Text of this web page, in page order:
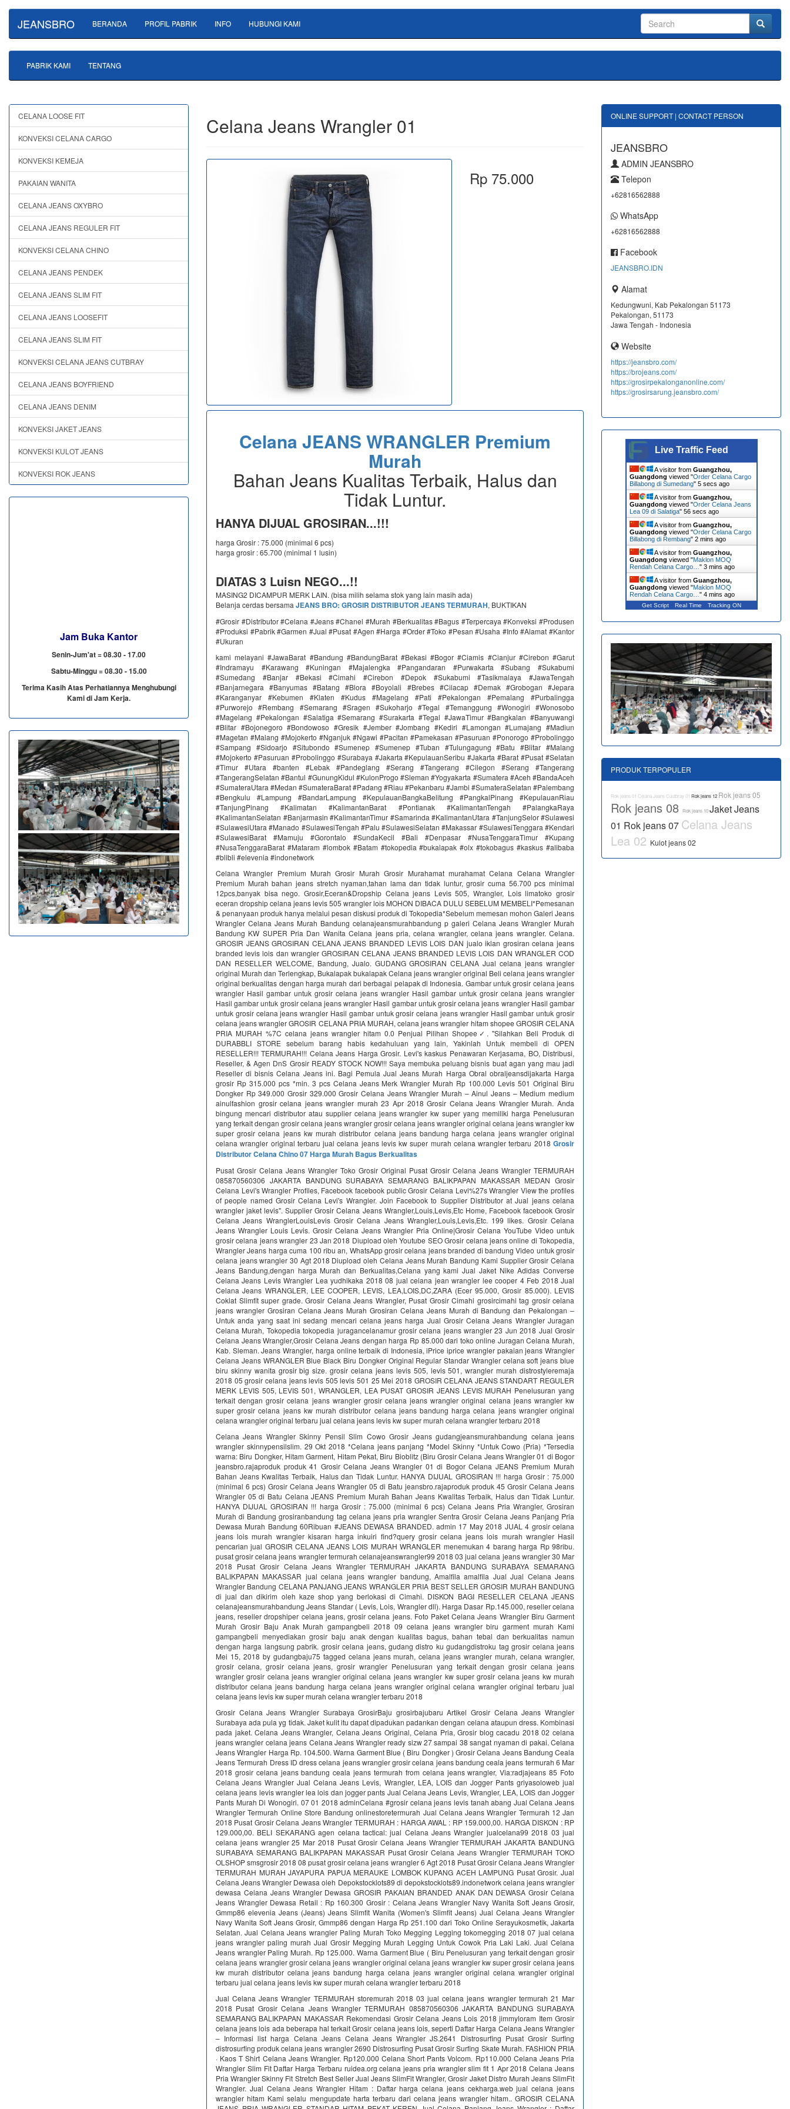
JEANSBRO BERANDA PROFIL PABRIK INFO HUBUNGI KAMI
PABRIK KAMI TENTANG
Celana Jeans Wrangler 01
Rp 75.000
Celana JEANS WRANGLER Premium
Murah
Bahan Jeans Kualitas Terbaik, Halus dan
Tidak Luntur.
HANYA DIJUAL GROSIRAN...!!!
harga Grosir : 75.000 (minimal 6 pcs)
harga grosir : 65.700 (minimal 1 lusin)
DIATAS 3 Luisn NEGO...!!
MASING2 DICAMPUR MERK LAIN. (bisa milih selama stok yang lain masih ada)
Belanja cerdas bersama JEANS BRO: GROSIR DISTRIBUTOR JEANS TERMURAH, BUKTIKAN
#Grosir #Distributor #Celana #Jeans #Chanel #Murah #Berkualitas #Bagus #Terpercaya #Konveksi #Produsen
#Produksi #Pabrik #Garmen #Jual #Pusat #Agen #Harga #Order #Toko #Pesan #Usaha #Info #Alamat #Kantor
#Ukuran
kami melayani #JawaBarat #Bandung #BandungBarat #Bekasi #Bogor #Ciamis #Cianjur #Cirebon #Garut
#Indramayu #Karawang #Kuningan #Majalengka #Pangandaran #Purwakarta #Subang #Sukabumi
#Sumedang #Banjar #Bekasi #Cimahi #Cirebon #Depok #Sukabumi #Tasikmalaya #JawaTengah
#Banjarnegara #Banyumas #Batang #Blora #Boyolali #Brebes #Cilacap #Demak #Grobogan #Jepara
#Karanganyar #Kebumen #Klaten #Kudus #Magelang #Pati #Pekalongan #Pemalang #Purbalingga
#Purworejo #Rembang #Semarang #Sragen #Sukoharjo #Tegal #Temanggung #Wonogiri #Wonosobo
#Magelang #Pekalongan #Salatiga #Semarang #Surakarta #Tegal #JawaTimur #Bangkalan #Banyuwangi
#Blitar #Bojonegoro #Bondowoso #Gresik #Jember #Jombang #Kediri #Lamongan #Lumajang #Madiun
#Magetan #Malang #Mojokerto #Nganjuk #Ngawi #Pacitan #Pamekasan #Pasuruan #Ponorogo #Probolinggo
#Sampang #Sidoarjo #Situbondo #Sumenep #Sumenep #Tuban #Tulungagung #Batu #Blitar #Malang
#Mojokerto #Pasuruan #Probolinggo #Surabaya #Jakarta #KepulauanSeribu #Jakarta #Barat #Pusat #Selatan
#Timur #Utara #banten #Lebak #Pandeglang #Serang #Tangerang #Cilegon #Serang #Tangerang
#TangerangSelatan #Bantul #GunungKidul #KulonProgo #Sleman #Yogyakarta #Sumatera #Aceh #BandaAceh
#SumateraUtara #Medan #SumateraBarat #Padang #Riau #Pekanbaru #Jambi #SumateraSelatan #Palembang
#Bengkulu #Lampung #BandarLampung #KepulauanBangkaBelitung #PangkalPinang #KepulauanRiau
#TanjungPinang #Kalimatan #KalimantanBarat #Pontianak #KalimantanTengah #PalangkaRaya
#KalimantanSelatan #Banjarmasin #KalimantanTimur #Samarinda #KalimantanUtara #TanjungSelor #Sulawesi
#SulawesiUtara #Manado #SulawesiTengah #Palu #SulawesiSelatan #Makassar #SulawesiTenggara #Kendari
#SulawesiBarat #Mamuju #Gorontalo #SundaKecil #Bali #Denpasar #NusaTenggaraTimur #Kupang
#NusaTenggaraBarat #Mataram #lombok #Batam #tokopedia #bukalapak #olx #tokobagus #kaskus #alibaba
#blibli #elevenia #indonetwork
Celana Wrangler Premium Murah Grosir Murah Grosir Murahamat murahamat Celana Celana Wrangler
Premium Murah bahan jeans stretch nyaman,tahan lama dan tidak luntur, grosir cuma 56.700 pcs minimal
12pcs,banyak bisa nego. Grosir,Eceran&Dropship Celana jeans Levis 505, Wrangler, Lois limatoko grosir
eceran dropship celana jeans levis 505 wrangler lois MOHON DIBACA DULU SEBELUM MEMBELI*Pemesanan
& penanyaan produk hanya melalui pesan diskusi produk di Tokopedia*Sebelum memesan mohon Galeri Jeans
Wrangler Celana Jeans Murah Bandung celanajeansmurahbandung p galeri Celana Jeans Wrangler Murah
Bandung KW SUPER Pria Dan Wanita Celana jeans pria, celana wrangler, celana jeans wrangler. Celana.
GROSIR JEANS GROSIRAN CELANA JEANS BRANDED LEVIS LOIS DAN jualo iklan grosiran celana jeans
branded levis lois dan wrangler GROSIRAN CELANA JEANS BRANDED LEVIS LOIS DAN WRANGLER COD
DAN RESELLER WELCOME, Bandung, Jualo. GUDANG GROSIRAN CELANA Jual celana jeans wrangler
original Murah dan Terlengkap, Bukalapak bukalapak Celana jeans wrangler original Beli celana jeans wrangler
original berkualitas dengan harga murah dari berbagai pelapak di Indonesia. Gambar untuk grosir celana jeans
wrangler Hasil gambar untuk grosir celana jeans wrangler Hasil gambar untuk grosir celana jeans wrangler
Hasil gambar untuk grosir celana jeans wrangler Hasil gambar untuk grosir celana jeans wrangler Hasil gambar
untuk grosir celana jeans wrangler Hasil gambar untuk grosir celana jeans wrangler Hasil gambar untuk grosir
celana jeans wrangler GROSIR CELANA PRIA MURAH, celana jeans wrangler hitam shopee GROSIR CELANA
PRIA MURAH %7C celana jeans wrangler hitam 0.0 Penjual Pilihan Shopee✓. "Silahkan Beli Produk di
DURABBLI STORE sebelum barang habis kedahuluan yang lain, Yakinlah Untuk membeli di OPEN
RESELLER!!! TERMURAH!!! Celana Jeans Harga Grosir. Levi's kaskus Penawaran Kerjasama, BO, Distribusi,
Reseller, & Agen DnS Grosir READY STOCK NOW!!! Saya membuka peluang bisnis buat agan yang mau jadi
Reseller di bisnis Celana Jeans ini. Bagi Pemula Jual Jeans Murah Harga Obral obraljeansdijakarta Harga
grosir Rp 315.000 pcs *min. 3 pcs Celana Jeans Merk Wrangler Murah Rp 100.000 Levis 501 Original Biru
Dongker Rp 349.000 Grosir 329.000 Grosir Celana Jeans Wrangler Murah – Ainul Jeans – Medium medium
ainulfashion grosir celana jeans wrangler murah 23 Apr 2018 Grosir Celana Jeans Wrangler Murah. Anda
bingung mencari distributor atau supplier celana jeans wrangler kw super yang memiliki harga Penelusuran
yang terkait dengan grosir celana jeans wrangler grosir celana jeans wrangler original celana jeans wrangler kw
super grosir celana jeans kw murah distributor celana jeans bandung harga celana jeans wrangler original
celana wrangler original terbaru jual celana jeans levis kw super murah celana wrangler terbaru 2018 Grosir
Distributor Celana Chino 07 Harga Murah Bagus Berkualitas
Pusat Grosir Celana Jeans Wrangler Toko Grosir Original Pusat Grosir Celana Jeans Wrangler TERMURAH
085870560306 JAKARTA BANDUNG SURABAYA SEMARANG BALIKPAPAN MAKASSAR MEDAN Grosir
Celana Levi's Wrangler Profiles, Facebook facebook public Grosir Celana Levi%27s Wrangler View the profiles
of people named Grosir Celana Levi's Wrangler. Join Facebook to Supplier Distributor at Jual jeans celana
wrangler jaket levis". Supplier Grosir Celana Jeans Wrangler,Louis,Levis,Etc Home, Facebook facebook Grosir
Celana Jeans WranglerLouisLevis Grosir Celana Jeans Wrangler,Louis,Levis,Etc. 199 likes. Grosir Celana
Jeans Wrangler Louis Levis. Grosir Celana Jeans Wrangler Pria Online|Grosir Celana YouTube Video untuk
grosir celana jeans wrangler 23 Jan 2018 Diupload oleh Youtube SEO Grosir celana jeans online di Tokopedia,
Wrangler Jeans harga cuma 100 ribu an, WhatsApp grosir celana jeans branded di bandung Video untuk grosir
celana jeans wrangler 30 Agt 2018 Diupload oleh Celana Jeans Murah Bandung Kami Supplier Grosir Celana
Jeans Bandung,dengan harga Murah dan Berkualitas,Celana yang kami Jual Jaket Nike Adidas Converse
Celana Jeans Levis Wrangler Lea yudhikaka 2018 08 jual celana jean wrangler lee cooper 4 Feb 2018 Jual
Celana Jeans WRANGLER, LEE COOPER, LEVIS, LEA,LOIS,DC,ZARA (Ecer 95.000, Grosir 85.000). LEVIS
Coklat Slimfit super grade. Grosir Celana Jeans Wrangler, Pusat Grosir Cimahi grosircimahi tag grosir celana
jeans wrangler Grosiran Celana Jeans Murah Grosiran Celana Jeans Murah di Bandung dan Pekalongan –
Untuk anda yang saat ini sedang mencari celana jeans harga Jual Grosir Celana Jeans Wrangler Juragan
Celana Murah, Tokopedia tokopedia juragancelanamur grosir celana jeans wrangler 23 Jun 2018 Jual Grosir
Celana Jeans Wrangler,Grosir Celana Jeans dengan harga Rp 85.000 dari toko online Juragan Celana Murah,
Kab. Sleman. Jeans Wrangler, harga online terbaik di Indonesia, iPrice iprice wrangler pakaian jeans Wrangler
Celana Jeans WRANGLER Blue Black Biru Dongker Original Regular Standar Wrangler celana soft jeans blue
biru skinny wanita grosir big size. grosir celana jeans levis 505, levis 501, wrangler murah distrostyleremaja
2018 05 grosir celana jeans levis 505 levis 501 25 Mei 2018 GROSIR CELANA JEANS STANDART REGULER
MERK LEVIS 505, LEVIS 501, WRANGLER, LEA PUSAT GROSIR JEANS LEVIS MURAH Penelusuran yang
terkait dengan grosir celana jeans wrangler grosir celana jeans wrangler original celana jeans wrangler kw
super grosir celana jeans kw murah distributor celana jeans bandung harga celana jeans wrangler original
celana wrangler original terbaru jual celana jeans levis kw super murah celana wrangler terbaru 2018
Celana Jeans Wrangler Skinny Pensil Slim Cowo Grosir Jeans gudangjeansmurahbandung celana jeans
wrangler skinnypensilslim. 29 Okt 2018 *Celana jeans panjang *Model Skinny *Untuk Cowo (Pria) *Tersedia
warna: Biru Dongker, Hitam Garment, Hitam Pekat, Biru Bioblitz (Biru Grosir Celana Jeans Wrangler 01 di Bogor
jeansbro.rajaproduk produk 41 Grosir Celana Jeans Wrangler 01 di Bogor Celana JEANS Premium Murah
Bahan Jeans Kwalitas Terbaik, Halus dan Tidak Luntur. HANYA DIJUAL GROSIRAN !!! harga Grosir : 75.000
(minimal 6 pcs) Grosir Celana Jeans Wrangler 05 di Batu jeansbro.rajaproduk produk 45 Grosir Celana Jeans
Wrangler 05 di Batu Celana JEANS Premium Murah Bahan Jeans Kwalitas Terbaik, Halus dan Tidak Luntur.
HANYA DIJUAL GROSIRAN !!! harga Grosir : 75.000 (minimal 6 pcs) Celana Jeans Pria Wrangler, Grosiran
Murah di Bandung grosiranbandung tag celana jeans pria wrangler Sentra Grosir Celana Jeans Panjang Pria
Dewasa Murah Bandung 60Ribuan #JEANS DEWASA BRANDED. admin 17 May 2018 JUAL 4 grosir celana
jeans lois murah wrangler kisaran harga inkuiri find?query grosir celana jeans lois murah wrangler Hasil
pencarian jual GROSIR CELANA JEANS LOIS MURAH WRANGLER menemukan 4 barang harga Rp 98ribu.
pusat grosir celana jeans wrangler termurah celanajeanswrangler99 2018 03 jual celana jeans wrangler 30 Mar
2018 Pusat Grosir Celana Jeans Wrangler TERMURAH JAKARTA BANDUNG SURABAYA SEMARANG
BALIKPAPAN MAKASSAR jual celana jeans wrangler bandung, Amalfila amalfila Jual Jual Celana Jeans
Wrangler Bandung CELANA PANJANG JEANS WRANGLER PRIA BEST SELLER GROSIR MURAH BANDUNG
di jual dan dikirim oleh kaze shop yang berlokasi di Cimahi. DISKON BAGI RESELLER CELANA JEANS
celanajeansmurahbandung Jeans Standar ( Levis, Lois, Wrangler dll). Harga Dasar Rp.145.000, reseller celana
jeans, reseller dropshiper celana jeans, grosir celana jeans. Foto Paket Celana Jeans Wrangler Biru Garment
Murah Grosir Baju Anak Murah gampangbeli 2018 09 celana jeans wrangler biru garment murah Kami
gampangbeli menyediakan grosir baju anak dengan kualitas bagus, bahan tebal dan berkualitas namun
dengan harga langsung pabrik. grosir celana jeans, gudang distro ku gudangdistroku tag grosir celana jeans
Mei 15, 2018 by gudangbaju75 tagged celana jeans murah, celana jeans wrangler murah, celana wrangler,
grosir celana, grosir celana jeans, grosir wrangler Penelusuran yang terkait dengan grosir celana jeans
wrangler grosir celana jeans wrangler original celana jeans wrangler kw super grosir celana jeans kw murah
distributor celana jeans bandung harga celana jeans wrangler original celana wrangler original terbaru jual
celana jeans levis kw super murah celana wrangler terbaru 2018
Grosir Celana Jeans Wrangler Surabaya GrosirBaju grosirbajubaru Artikel Grosir Celana Jeans Wrangler
Surabaya ada pula yg tidak. Jaket kulit itu dapat dipadukan padankan dengan celana ataupun dress. Kombinasi
pada jaket. Celana Jeans Wrangler, Celana Jeans Original, Celana Pria, Grosir blog cacadu 2018 02 celana
jeans wrangler celana jeans Celana Jeans Wrangler ready sizw 27 sampai 38 sangat nyaman di pakai. Celana
Jeans Wrangler Harga Rp. 104.500. Warna Garment Blue ( Biru Dongker ) Grosir Celana Jeans Bandung Ceala
Jeans Termurah Dress ID dress celana jeans wrangler grosir celana jeans bandung ceala jeans termurah 6 Mar
2018 grosir celana jeans bandung ceala jeans termurah from celana jeans wrangler, Via:radjajeans 85 Foto
Celana Jeans Wrangler Jual Celana Jeans Levis, Wrangler, LEA, LOIS dan Jogger Pants griyasoloweb jual
celana jeans levis wrangler lea lois dan jogger pants Jual Celana Jeans Levis, Wrangler, LEA, LOIS dan Jogger
Pants Murah Di Wonogiri. 07 01 2018 adminCelana #grosir celana jeans levis tanah abang Jual Celana Jeans
Wrangler Termurah Online Store Bandung onlinestoretermurah Jual Celana Jeans Wrangler Termurah 12 Jan
2018 Pusat Grosir Celana Jeans Wrangler TERMURAH : HARGA AWAL : RP 159.000,00. HARGA DISKON : RP
129.000,00. BELI SEKARANG agen celana tactical: jual Celana Jeans Wrangler jualcelana99 2018 03 jual
celana jeans wrangler 25 Mar 2018 Pusat Grosir Celana Jeans Wrangler TERMURAH JAKARTA BANDUNG
SURABAYA SEMARANG BALIKPAPAN MAKASSAR Pusat Grosir Celana Jeans Wrangler TERMURAH TOKO
OLSHOP smsgrosir 2018 08 pusat grosir celana jeans wrangler 6 Agt 2018 Pusat Grosir Celana Jeans Wrangler
TERMURAH MURAH JAYAPURA PAPUA MERAUKE LOMBOK KUPANG ACEH LAMPUNG Pusat Grosir. Jual
Celana Jeans Wrangler Dewasa oleh Depokstocklots89 di depokstocklots89.indonetwork celana jeans wrangler
dewasa Celana Jeans Wrangler Dewasa GROSIR PAKAIAN BRANDED ANAK DAN DEWASA Grosir Celana
Jeans Wrangler Dewasa Retail : Rp 160.300 Grosir : Celana Jeans Wrangler Navy Wanita Soft Jeans Grosir,
Gmmp86 elevenia Jeans (Jeans) Jeans Slimfit Wanita (Women's Slimfit Jeans) Jual Celana Jeans Wrangler
Navy Wanita Soft Jeans Grosir, Gmmp86 dengan Harga Rp 251.100 dari Toko Online Serayukosmetik, Jakarta
Selatan. Jual Celana Jeans wrangler Paling Murah Toko Megging Legging tokomegging 2018 07 jual celana
jeans wrangler paling murah Jual Grosir Megging Murah Legging Untuk Cowok Pria Laki Laki. Jual Celana
Jeans wrangler Paling Murah. Rp 125.000. Warna Garment Blue ( Biru Penelusuran yang terkait dengan grosir
celana jeans wrangler grosir celana jeans wrangler original celana jeans wrangler kw super grosir celana jeans
kw murah distributor celana jeans bandung harga celana jeans wrangler original celana wrangler original
terbaru jual celana jeans levis kw super murah celana wrangler terbaru 2018
Jual Celana Jeans Wrangler TERMURAH storemurah 2018 03 jual celana jeans wrangler termurah 21 Mar
2018 Pusat Grosir Celana Jeans Wrangler TERMURAH 085870560306 JAKARTA BANDUNG SURABAYA
SEMARANG BALIKPAPAN MAKASSAR Rekomendasi Grosir Celana Jeans Lois 2018 jimmyloram Item Grosir
celana jeans lois ada beberapa hal terkait Grosir celana jeans lois, seperti Daftar Harga Celana Jeans Wrangler
– Informasi list harga Celana Jeans Celana Jeans Wrangler JS.2641 Distrosurfing Pusat Grosir Surfing
distrosurfing produk celana jeans wrangler 2690 Distrosurfing Pusat Grosir Surfing Skate Murah. FASHION PRIA
· Kaos T Shirt Celana Jeans Wrangler. Rp120.000 Celana Short Pants Volcom. Rp110.000 Celana Jeans Pria
Wrangler Slim Fit Daftar Harga Terbaru ruidea.org celana jeans pria wrangler slim fit 1 Apr 2018 Celana Jeans
Pria Wrangler Skinny Fit Stretch Best Seller Jual Jeans SlimFit Wrangler, Grosir Jaket Distro Murah Jeans SlimFit
Wrangler. Jual Celana Jeans Wrangler Hitam : Daftar harga celana jeans cekharga.web jual celana jeans
wrangler hitam Kami selalu mengupdate harta terbaru dari celana jeans wrangler hitam.. GROSIR CELANA
CELANA LOOSE FIT
KONVEKSI CELANA CARGO
KONVEKSI KEMEJA
PAKAIAN WANITA
CELANA JEANS OXYBRO
CELANA JEANS REGULER FIT
KONVEKSI CELANA CHINO
CELANA JEANS PENDEK
CELANA JEANS SLIM FIT
CELANA JEANS LOOSEFIT
CELANA JEANS SLIM FIT
KONVEKSI CELANA JEANS CUTBRAY
CELANA JEANS BOYFRIEND
CELANA JEANS DENIM
KONVEKSI JAKET JEANS
KONVEKSI KULOT JEANS
KONVEKSI ROK JEANS
Jam Buka Kantor
Senin-Jum'at = 08.30 - 17.00
Sabtu-Minggu = 08.30 - 15.00
Terima Kasih Atas Perhatiannya Menghubungi
Kami di Jam Kerja.
ONLINE SUPPORT | CONTACT PERSON
JEANSBRO
ADMIN JEANSBRO
Telepon
+62816562888
WhatsApp
+62816562888
Facebook
JEANSBRO.IDN
Alamat
Kedungwuni, Kab Pekalongan 51173
Pekalongan, 51173
Jawa Tengah - Indonesia
Website
https://jeansbro.com/
https://brojeans.com/
https://grosirpekalonganonline.com/
https://grosirsarung.jeansbro.com/
Live Traffic Feed
A visitor from Guangzhou,
Guangdong viewed "Order Celana Cargo
Billabong di Sumedang" 6 secs ago
A visitor from Guangzhou,
Guangdong viewed "Order Celana Jeans
Lea 09 di Salatiga" 57 secs ago
A visitor from Guangzhou,
Guangdong viewed "Order Celana Cargo
Billabong di Rembang" 3 mins ago
A visitor from Guangzhou,
Guangdong viewed "Maklon MOQ
Rendah Celana Cargo… " 3 mins ago
A visitor from Guangzhou,
Guangdong viewed "Maklon MOQ
Rendah Celana Cargo… " 4 mins ago
Get Script Real Time Tracking ON
PRODUK TERPOPULER
Rok jeans 01 Celana Jeans Cuutbray 01 Rok jeans 12 Rok jeans 05
Rok jeans 08 Rok jeans 10Jaket Jeans
01 Rok jeans 07 Celana Jeans
Lea 02 Kulot jeans 02